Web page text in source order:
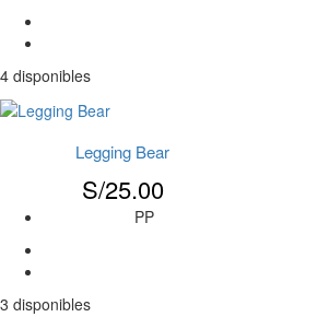
4 disponibles
Legging Bear
S/25.00
PP
3 disponibles